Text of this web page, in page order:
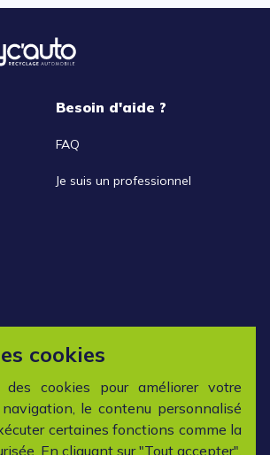
Besoin d'aide ?
FAQ
Je suis un professionnel
cookies
des cookies pour améliorer votre
le contenu personnalisé
certaines fonctions comme la
En cliquant sur "Tout accepter",